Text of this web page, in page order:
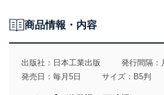
用目的を明確にし、本人の同意を
達成に必要な範囲内で適法かつ公
得・利用・提供を行います。また
個人情報は、同意を得ずに目的外
供・開示は行いません。当社にお
商品情報・内容
出版社： 日本工業出版
発行間隔：
発売日：毎月5日
サイズ：B5判